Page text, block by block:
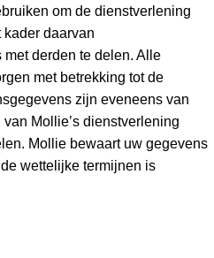
om de dienstverlening
kader daarvan
derden te delen. Alle
met betrekking tot de
zijn eveneens van
Mollie’s dienstverlening
Mollie bewaart uw gegevens
wettelijke termijnen is